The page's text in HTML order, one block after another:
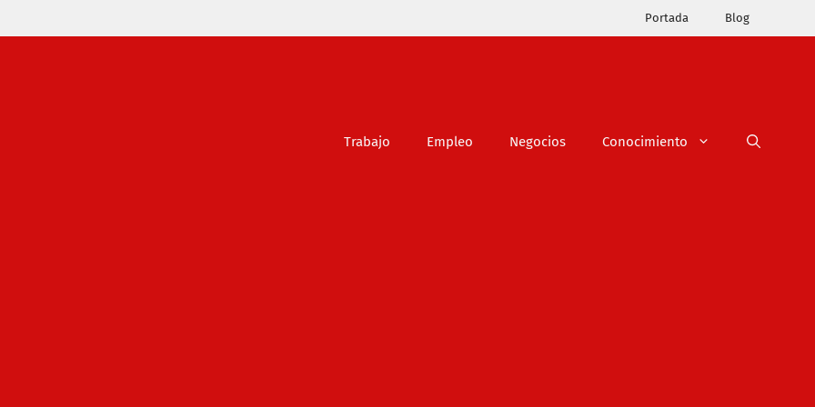
Portada Blog
Trabajo Empleo Negocios Conocimiento